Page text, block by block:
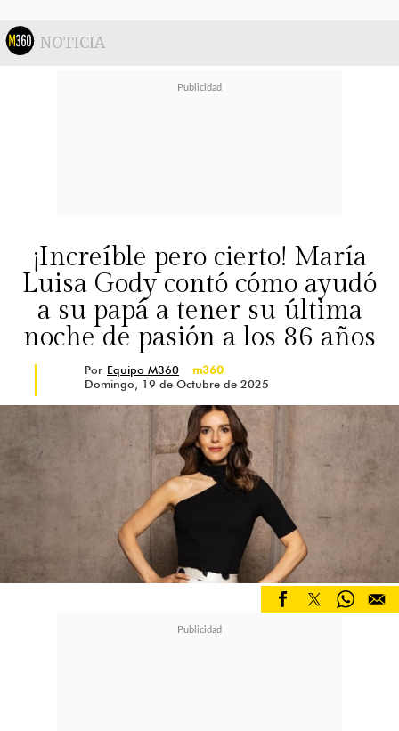
literatura. Sin darse cuenta
comienza una historia de
infidelidad en un escenario muy
sensual como el de Nueva York. La
cinta es protagonizada por Diane
Lane, Olivier Martínez y Richard
Gere.
NOTICIA
¡Increíble pero cierto! María
Luisa Gody contó cómo ayudó
a su papá a tener su última
noche de pasión a los 86 años
Por Equipo M360
m360
Domingo, 19 de Octubre de 2025